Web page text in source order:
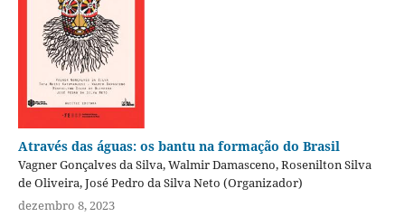
Através das águas: os bantu na formação do Brasil
Vagner Gonçalves da Silva, Walmir Damasceno, Rosenilton Silva
de Oliveira, José Pedro da Silva Neto (Organizador)
dezembro 8, 2023